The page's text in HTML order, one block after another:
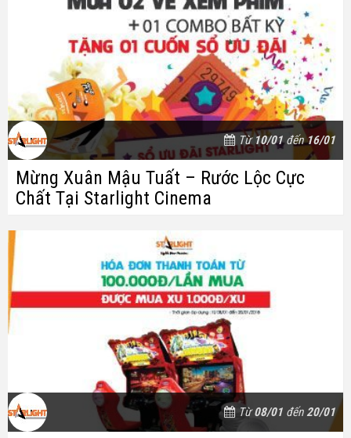
Từ10/01đến16/01
Mừng Xuân Mậu Tuất – Rước Lộc Cực
Chất Tại Starlight Cinema
Từ08/01 đến20/01